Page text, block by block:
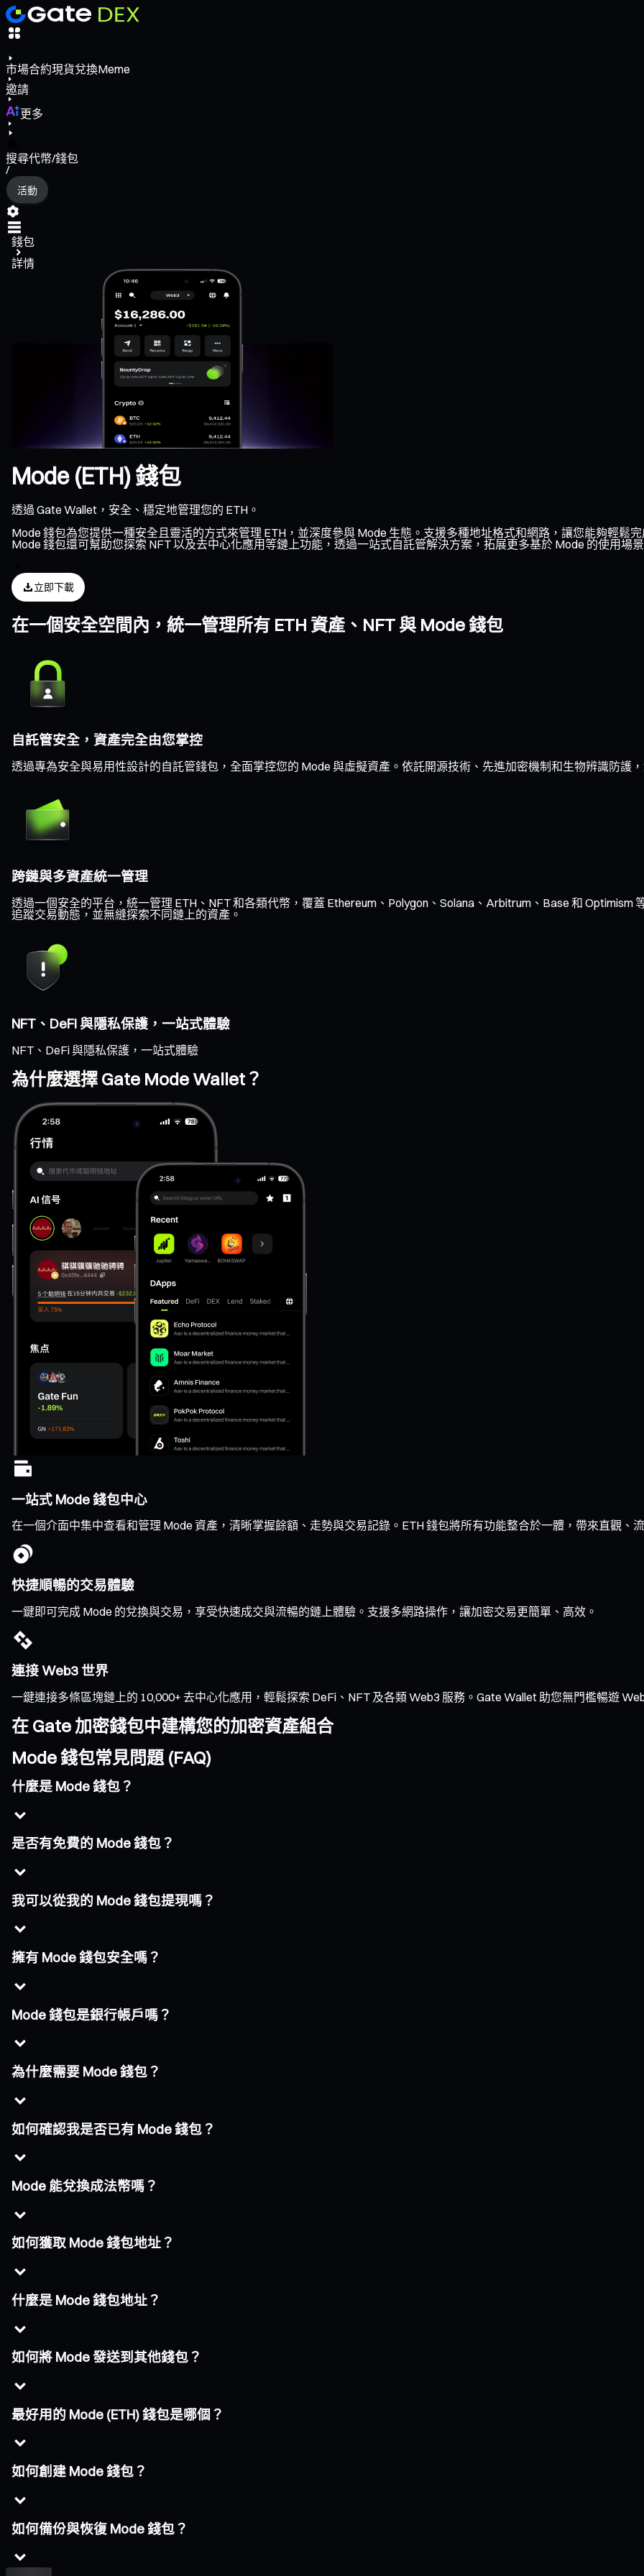
市場合約現貨兌換Meme
邀請
更多
搜尋代幣/錢包
/
活動
錢包
詳情
Mode (ETH) 錢包
透過 Gate Wallet，安全、穩定地管理您的 ETH。
Mode 錢包為您提供一種安全且靈活的方式來管理 ETH，並深度參與 Mode 生態。支援多種地址格式和網路，讓您能夠輕鬆
Mode 錢包還可幫助您探索 NFT 以及去中心化應用等鏈上功能，透過一站式自託管解決方案，拓展更多基於 Mode 的使用場景
立即下載
在一個安全空間內，統一管理所有 ETH 資產、NFT 與 Mode 錢包
自託管安全，資產完全由您掌控
透過專為安全與易用性設計的自託管錢包，全面掌控您的 Mode 與虛擬資產。依託開源技術、先進加密機制和生物辨識防護
跨鏈與多資產統一管理
透過一個安全的平台，統一管理 ETH、NFT 和各類代幣，覆蓋 Ethereum、Polygon、Solana、Arbitrum、Base 和 Optimism
追蹤交易動態，並無縫探索不同鏈上的資產。
NFT、DeFi 與隱私保護，一站式體驗
NFT、DeFi 與隱私保護，一站式體驗
為什麼選擇 Gate Mode Wallet？
一站式 Mode 錢包中心
在一個介面中集中查看和管理 Mode 資產，清晰掌握餘額、走勢與交易記錄。ETH 錢包將所有功能整合於一體，帶來直觀、
快捷順暢的交易體驗
一鍵即可完成 Mode 的兌換與交易，享受快速成交與流暢的鏈上體驗。支援多網路操作，讓加密交易更簡單、高效。
連接 Web3 世界
一鍵連接多條區塊鏈上的 10,000+ 去中心化應用，輕鬆探索 DeFi、NFT 及各類 Web3 服務。Gate Wallet 助您無門檻暢遊
在 Gate 加密錢包中建構您的加密資產組合
Mode 錢包常見問題 (FAQ)
什麼是 Mode 錢包？
是否有免費的 Mode 錢包？
我可以從我的 Mode 錢包提現嗎？
擁有 Mode 錢包安全嗎？
Mode 錢包是銀行帳戶嗎？
為什麼需要 Mode 錢包？
如何確認我是否已有 Mode 錢包？
Mode 能兌換成法幣嗎？
如何獲取 Mode 錢包地址？
什麼是 Mode 錢包地址？
如何將 Mode 發送到其他錢包？
最好用的 Mode (ETH) 錢包是哪個？
如何創建 Mode 錢包？
如何備份與恢復 Mode 錢包？